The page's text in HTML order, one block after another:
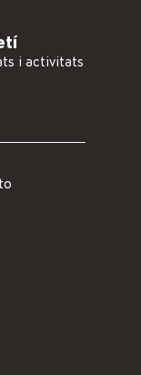
i activitats